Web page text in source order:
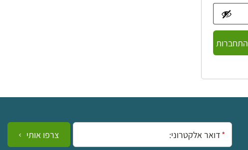
התחברות
אימייל:
צרפו אותי